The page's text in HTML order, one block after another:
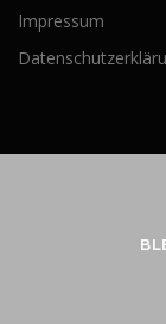
Impressum